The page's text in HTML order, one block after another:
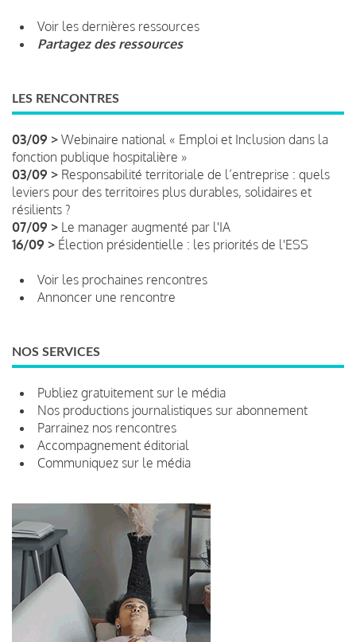
Voir les dernières ressources
Partagez des ressources
LES RENCONTRES
03/09 > Webinaire national « Emploi et Inclusion dans la
fonction publique hospitalière »
03/09 > Responsabilité territoriale de l’entreprise : quels
leviers pour des territoires plus durables, solidaires et
résilients ?
07/09 > Le manager augmenté par l'IA
16/09 > Élection présidentielle : les priorités de l'ESS
Voir les prochaines rencontres
Annoncer une rencontre
NOS SERVICES
Publiez gratuitement sur le média
Nos productions journalistiques sur abonnement
Parrainez nos rencontres
Accompagnement éditorial
Communiquez sur le média